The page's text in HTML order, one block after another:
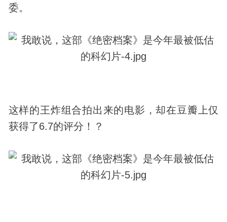
委。
这样的王炸组合拍出来的电影，却在豆瓣上仅
获得了6.7的评分！？